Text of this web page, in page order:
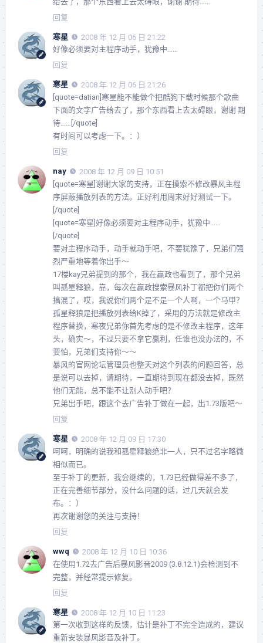
回复
寒星
2008 年 12 月 06 日 21:22
好像必须要对主程序动手，犹豫中……
回复
寒星
2008 年 12 月 06 日 21:26
[quote=datian]寒星能不能做个把酷狗下载时候那个歌曲
下面的文字广告给去了，那个东西看上去太碍眼，谢谢 期
待……[/quote]
有时间可以考虑一下。：）
回复
nay
2008 年 12 月 09 日 10:51
[quote=寒星]谢谢大家的支持，正在摸索不修改暴风主程
序屏蔽播放列表的方法。正好利用周末好好测试一下。
[/quote]
[quote=寒星]好像必须要对主程序动手，犹豫中……
[/quote]
要对主程序动手，动手就动手吧，不要犹豫了，兄弟们强
烈严重地等着你出手～
17楼kay兄弟提到的那个，我在赢政也看到了，那个兄弟
叫孤星释狼，靠，每次在赢政搜索暴风补丁都把你们两个
搞混了，哎，我说你们两个是不是一个人啊，一个马甲？
孤星释狼是把播放列表给K掉了，采用的方法就是修改主
程序替换，寒夜兄弟你首先考虑的是不修改主程序，这年
头，确实～，不过只要不拿它赢利，任谁也没办法的，不
要怕，兄弟们支持你～～
暴风的官网论坛管理员也整天对这个列表的问题回答，总
是说可以去掉，请期待，一直期待到现在都没去掉，既然
他们无能，总不能不让别人动手吧？
兄弟出手吧，跟这个去广告补丁做在一起，出1.73版吧～
回复
寒星
2008 年 12 月 09 日 17:30
呵呵，明确的说我和孤星释狼绝非一人，只不过名字略微
相似而已。
至于补丁的更新，我会继续的，1.73已经做得差不多了，
正在完善细节部分，没什么问题的话，过几天就会发
布。：）
再次谢谢您的关注与支持！
回复
wwq
2008 年 12 月 10 日 10:36
在使用1.72去广告后暴风影音2009 (3.8.12.1)会检测到不
完整，并经常提示修复。
回复
寒星
2008 年 12 月 10 日 11:23
第一次收到这样的反馈，估计是补丁不完全造成的，建议
重新安装暴风影音及补丁。